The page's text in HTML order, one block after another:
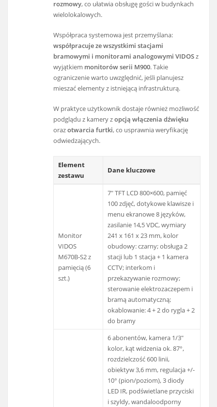
rozmowy, co ułatwia obsługę gości w budynkach
wielolokalowych.
Współpraca systemowa jest przemyślana:
współpracuje ze wszystkimi stacjami
bramowymi i monitorami analogowymi VIDOSz
wyjątkiem monitorów serii M900. Takie
ograniczenie warto uwzględnić, jeśli planujesz
mieszać elementy z istniejącą infrastrukturą.
W praktyce użytkownik dostaje również możliwość
podglądu z kamery zopcją włączenia dźwięku
orazotwarcia furtki, co usprawnia weryfikację
odwiedzających.
Element
zestawu
Dane kluczowe
Monitor
VIDOS
M670B-S2 z
pamięcią (6
szt.)
7" TFT LCD 800×600, pamięć
100 zdjęć, dotykowe klawisze i
menu ekranowe 8 języków,
zasilanie 14,5 VDC, wymiary
241 x 161 x 23 mm, kolor
obudowy: czarny; obsługa 2
stacji lub 1 stacja + 1 kamera
CCTV; interkom i
przekazywanie rozmowy;
sterowanie elektrozaczepem i
bramą automatyczną;
okablowanie: 4 + 2 do rygla + 2
do bramy
6 abonentów, kamera 1/3"
kolor, kąt widzenia ok. 87°,
rozdzielczość 600 linii,
obiektyw 3,6 mm, regulacja +/-
10° (pion/poziom), 3 diody
LED IR, podświetlane przyciski
i szyldy, wandaloodporny